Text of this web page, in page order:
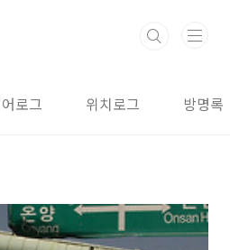
로그 위치로그 방명록